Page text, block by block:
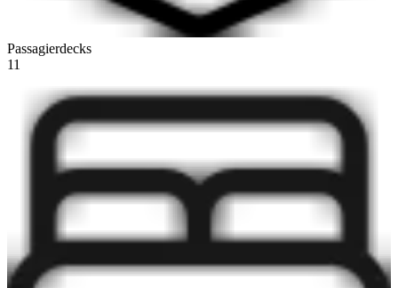
Passagierdecks
11